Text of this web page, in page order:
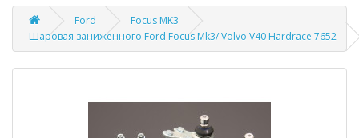
Ford
Focus MK3
Шаровая заниженного Ford Focus Mk3/ Volvo V40 Hardrace 7652